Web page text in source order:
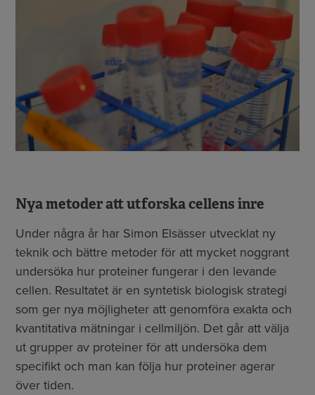
Nya metoder att utforska cellens inre
Under några år har Simon Elsässer utvecklat ny
teknik och bättre metoder för att mycket noggrant
undersöka hur proteiner fungerar i den levande
cellen. Resultatet är en syntetisk biologisk strategi
som ger nya möjligheter att genomföra exakta och
kvantitativa mätningar i cellmiljön. Det går att välja
ut grupper av proteiner för att undersöka dem
specifikt och man kan följa hur proteiner agerar
över tiden.